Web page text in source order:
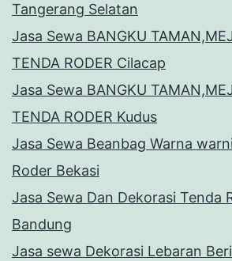
Tangerang Selatan
Jasa Sewa BANGKU
TENDA RODER Cilacap
Jasa Sewa BANGKU
TENDA RODER Kudus
Jasa Sewa Beanbag Warna
Roder Bekasi
Jasa Sewa Dan Dekorasi Tenda
Bandung
Jasa sewa Dekorasi Lebaran